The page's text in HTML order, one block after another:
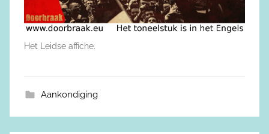
Het Leidse affiche.
Aankondiging